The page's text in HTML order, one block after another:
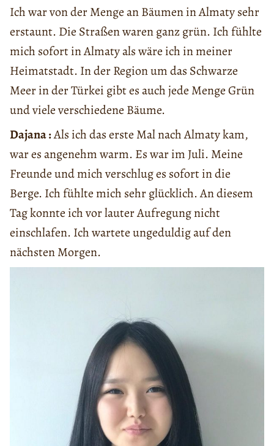
Ich war von der Menge an Bäumen in Almaty sehr
erstaunt. Die Straßen waren ganz grün. Ich fühlte
mich sofort in Almaty als wäre ich in meiner
Heimatstadt. In der Region um das Schwarze
Meer in der Türkei gibt es auch jede Menge Grün
und viele verschiedene Bäume.
Dajana :Als ich das erste Mal nach Almaty kam,
war es angenehm warm. Es war im Juli. Meine
Freunde und mich verschlug es sofort in die
Berge. Ich fühlte mich sehr glücklich. An diesem
Tag konnte ich vor lauter Aufregung nicht
einschlafen. Ich wartete ungeduldig auf den
nächsten Morgen.